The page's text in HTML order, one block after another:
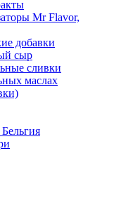
Mr Flavor,
добавки
сыр
сливки
маслах